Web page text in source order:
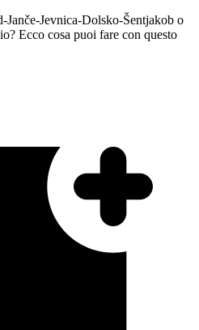
Jevnica-Dolsko-Šentjakob o
Ecco cosa puoi fare con questo